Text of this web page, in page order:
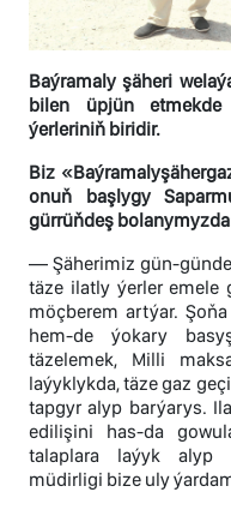
Baýramaly şäheri
bilen üpjün
ýerleriniň biridir.
Biz
onuň başlygy
gürrüňdeş
— Şäherimiz gün-
täze ilatly ýerler emele
möçberem artýar.
hem-de ýokary
täzelemek, Milli
laýyklykda, täze gaz
tapgyr alyp barýarys.
edilişini has-da
talaplara laýyk alyp
müdirligi bize uly